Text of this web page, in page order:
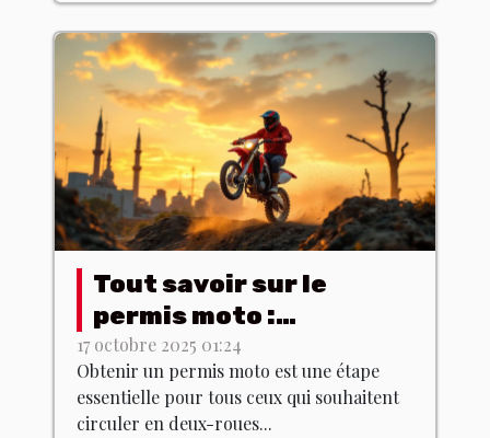
Tout savoir sur le
permis moto :
formation et examen
17 octobre 2025 01:24
Obtenir un permis moto est une étape
essentielle pour tous ceux qui souhaitent
circuler en deux-roues...